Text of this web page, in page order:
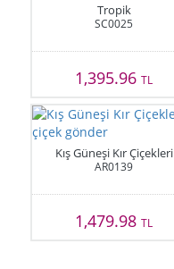
Tropik
SC0025
1,395.96TL
Kış Güneşi Kır Çiçekleri
AR0139
1,479.98TL